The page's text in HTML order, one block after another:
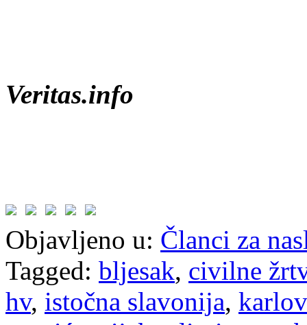
Veritas.info
Objavljeno u: Članci za
Tagged: bljesak, civilne
hv, istočna slavonija,